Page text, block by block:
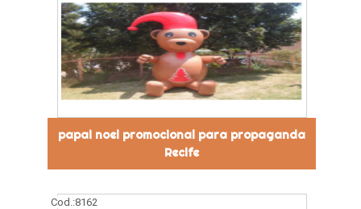
papai noel promocional para propaganda
Recife
Cod.:8162